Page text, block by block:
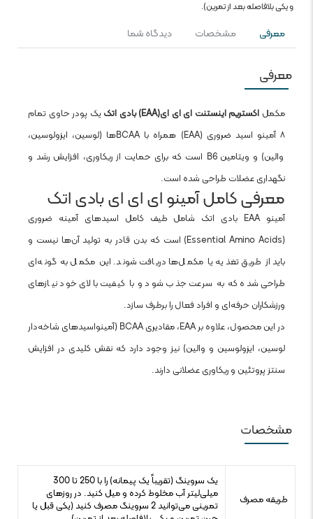
و یکی بلافاصله بعد از تمرین).
معرفی مشخصات دیدگاه شما
معرفی
مکمل اکستریم اینستنت ای ای ای(EAA) بادی اتک
یک پودر حاوی تمام
۸ آمینو اسید ضروری (EAA) همراه با BCAAها (لوسین، ایزولوسین،
والین) و ویتامین B6 است که برای حمایت از ریکاوری، افزایش رشد و
نگهداری عضلات طراحی شده است.
معرفی کامل آمینو ای ای ای بادی اتک
آمینو EAA بادی اتک شامل طیف کامل اسیدهای آمینه ضروری
(Essential Amino Acids) است که بدن قادر به تولید آن‌ها نیست و
باید از طریق تغذیه یا مکمل‌ها دریافت شوند. این مکمل به گونه‌ای
طراحی شده که به سرعت جذب شود و با کیفیت بالای خود نیازهای
ورزشکاران حرفه‌ای و افراد فعال را برطرف سازد.
در این محصول، علاوه بر EAA، مقادیری BCAA (آمینواسیدهای شاخه‌دار
لوسین، ایزولوسین و والین) نیز وجود دارد که نقش کلیدی در افزایش
سنتز پروتئین و ریکاوری عضلانی دارند.
مشخصات
طریقه مصرف
یک سروینگ (تقریباً یک پیمانه) را با 250 تا 300
میلی‌لیتر آب مخلوط کرده و میل کنید. در روزهای
تمرینی می‌توانید 2 سروینگ مصرف کنید (یکی قبل یا